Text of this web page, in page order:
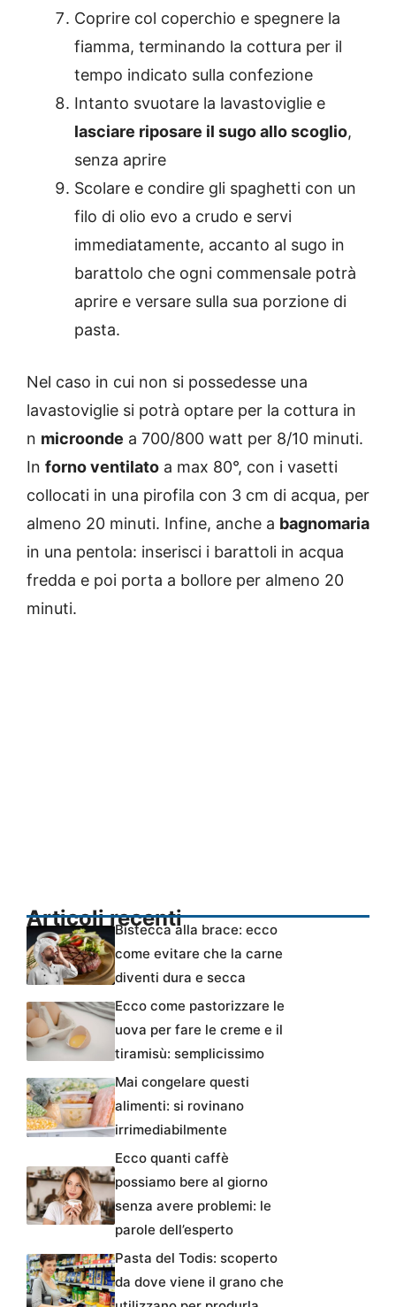
Coprire col coperchio e spegnere la
fiamma, terminando la cottura per il
tempo indicato sulla confezione
Intanto svuotare la lavastoviglie e
lasciare riposare il sugo allo scoglio,
senza aprire
Scolare e condire gli spaghetti con un
filo di olio evo a crudo e servi
immediatamente, accanto al sugo in
barattolo che ogni commensale potrà
aprire e versare sulla sua porzione di
pasta.
Nel caso in cui non si possedesse una
lavastoviglie si potrà optare per la cottura in
n microonde a 700/800 watt per 8/10 minuti.
In forno ventilato a max 80°, con i vasetti
collocati in una pirofila con 3 cm di acqua, per
almeno 20 minuti. Infine, anche a bagnomaria
in una pentola: inserisci i barattoli in acqua
fredda e poi porta a bollore per almeno 20
minuti.
Articoli recentiBistecca alla brace: ecco
come evitare che la carne
diventi dura e secca
Ecco come pastorizzare le
uova per fare le creme e il
tiramisù: semplicissimo
Mai congelare questi
alimenti: si rovinano
irrimediabilmente
Ecco quanti caffè
possiamo bere al giorno
senza avere problemi: le
parole dell’esperto
Pasta del Todis: scoperto
da dove viene il grano che